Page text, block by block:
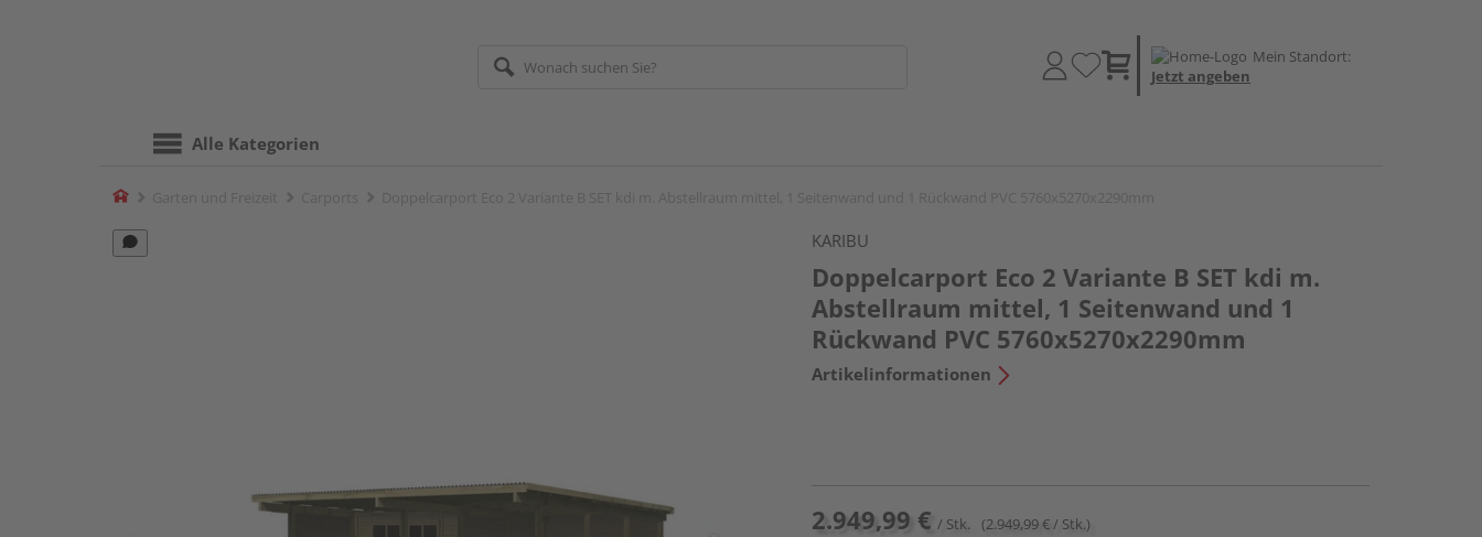
Mein Standort:
Jetzt angeben
Alle Kategorien
Home
KARIBU
Doppelcarport Eco 2 Variante B SET kdi m.
Abstellraum mittel, 1 Seitenwand und 1
Rückwand PVC 5760x5270x2290mm
Artikelinformationen
2.949,99 € / Stk. (2.949,99 € / Stk.)